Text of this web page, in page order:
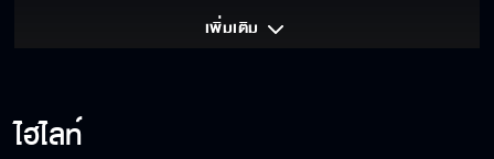
เพิ่มเติม
ไฮไลท์